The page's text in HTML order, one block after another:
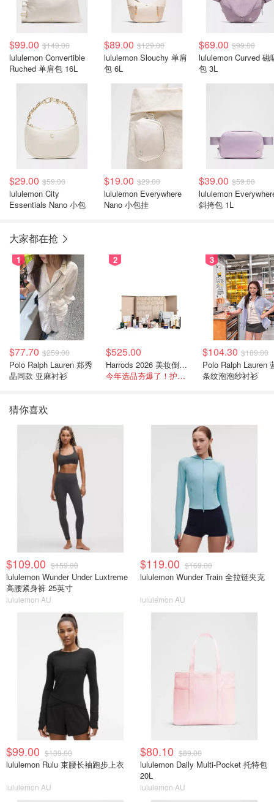
$99.00 $149.00
lululemon Convertible
Ruched 单肩包 16L
$89.00 $129.00
lululemon Slouchy 单肩
包 6L
$69.00 $99.00
lululemon Curved 磁
包 3L
$29.00 $59.00
lululemon City
Essentials Nano 小包
$19.00 $29.00
lululemon Everywhere
Nano 小包挂
$39.00 $59.00
lululemon
斜挎包 1L
大家都在抢
1
$77.70 $259.00
Polo Ralph Lauren 郑秀
晶同款 亚麻衬衫
2
$525.00
Harrods 2026 美妆倒数日历
今年选品夯爆了！护肤全线都很绝
3
$104.30 $189.00
Polo Ralph Lauren
条纹泡泡纱衬衫
猜你喜欢
$109.00 $159.00
lululemon Wunder Under Luxtreme
高腰紧身裤 25英寸
lululemon AU
$119.00 $169.00
lululemon Wunder Train 全拉链夹克
lululemon AU
$99.00 $139.00
lululemon Rulu 束腰长袖跑步上衣
lululemon AU
$80.10 $89.00
lululemon Daily Multi-Pocket 托特包
20L
lululemon AU